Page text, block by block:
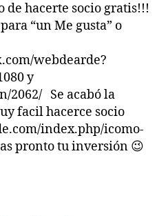
de hacerte socio gratis!!!
“un Me gusta” o
webdearde?
y
2062/ Se acabó la
facil hacerce socio
index.php/icomo-
pronto tu inversión 😉